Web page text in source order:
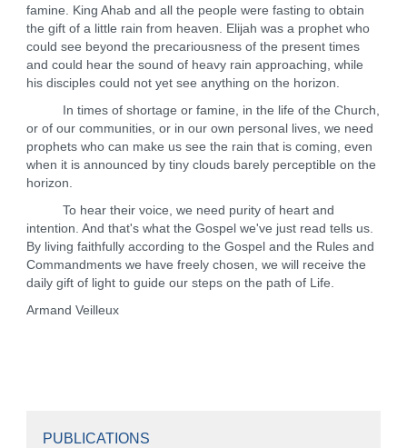
famine. King Ahab and all the people were fasting to obtain
the gift of a little rain from heaven. Elijah was a prophet who
could see beyond the precariousness of the present times
and could hear the sound of heavy rain approaching, while
his disciples could not yet see anything on the horizon.
In times of shortage or famine, in the life of the Church,
or of our communities, or in our own personal lives, we need
prophets who can make us see the rain that is coming, even
when it is announced by tiny clouds barely perceptible on the
horizon.
To hear their voice, we need purity of heart and
intention. And that's what the Gospel we've just read tells us.
By living faithfully according to the Gospel and the Rules and
Commandments we have freely chosen, we will receive the
daily gift of light to guide our steps on the path of Life.
Armand Veilleux
PUBLICATIONS